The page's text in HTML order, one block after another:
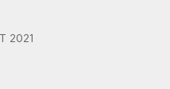
2021